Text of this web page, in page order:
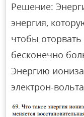
Решение:
энергия,
чтобы оторвать
бесконечно
Энергию
электрон-